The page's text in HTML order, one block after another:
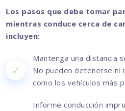
Los pasos que debe tomar
mientras conduce cerca de
incluyen:
Mantenga una distancia
No pueden detenerse ni
como los vehículos más
Informe conducción